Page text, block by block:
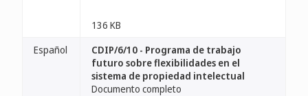
136 KB
Español
CDIP/6/10 - Programa de trabajo
futuro sobre flexibilidades en el
sistema de propiedad intelectual
Documento completo